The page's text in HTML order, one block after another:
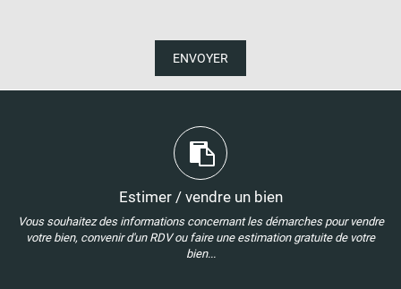
ENVOYER
Estimer / vendre un bien
Vous souhaitez des informations concernant les démarches pour vendre
votre bien, convenir d'un RDV ou faire une estimation gratuite de votre
bien...